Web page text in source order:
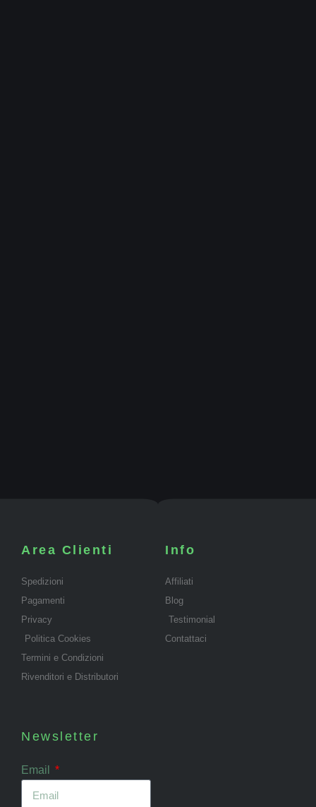
Area Clienti
Spedizioni
Pagamenti
Privacy
Politica Cookies
Termini e Condizioni
Rivenditori e Distributori
Info
Affiliati
Blog
Testimonial
Contattaci
Newsletter
Email